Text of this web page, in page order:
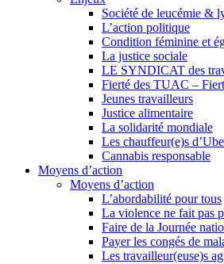
Société de leucémie &
L’action politique
Condition féminine et
La justice sociale
LE SYNDICAT des
Fierté des TUAC –
Jeunes travailleurs
Justice alimentaire
La solidarité mondiale
Les chauffeur(e)s
Cannabis responsable
Moyens d’action
Moyens d’action
L’abordabilité pour tous
La violence ne fait pas
Faire de la Journée
Payer les congés de
Les travailleur(euse)s